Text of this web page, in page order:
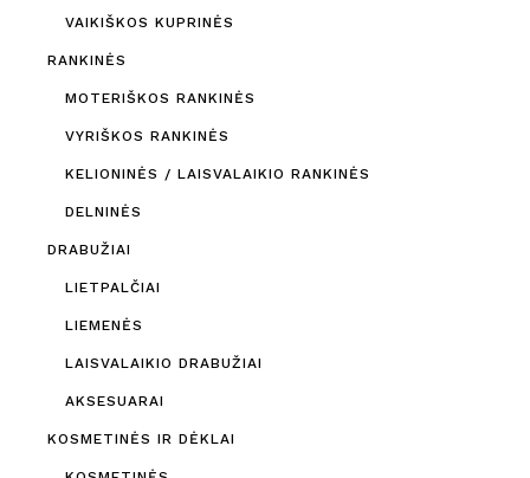
VAIKIŠKOS KUPRINĖS
RANKINĖS
MOTERIŠKOS RANKINĖS
VYRIŠKOS RANKINĖS
KELIONINĖS / LAISVALAIKIO RANKINĖS
DELNINĖS
DRABUŽIAI
LIETPALČIAI
LIEMENĖS
LAISVALAIKIO DRABUŽIAI
AKSESUARAI
KOSMETINĖS IR DĖKLAI